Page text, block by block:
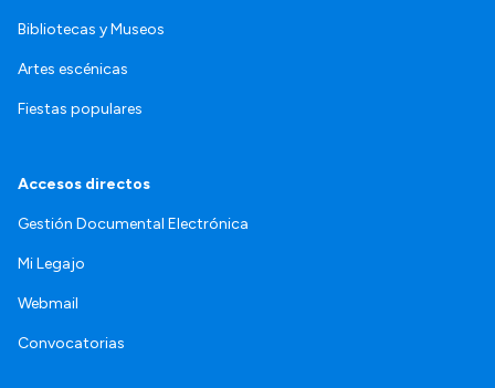
Bibliotecas y Museos
Artes escénicas
Fiestas populares
Accesos directos
Gestión Documental Electrónica
Mi Legajo
Webmail
Convocatorias